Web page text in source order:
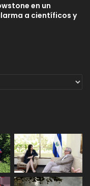
en un
a científicos y